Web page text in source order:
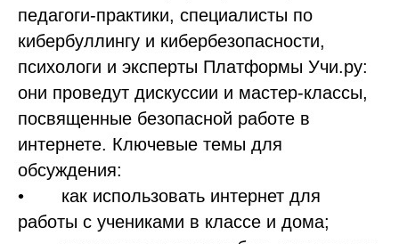
педагоги-практики, специалисты по
кибербуллингу и кибербезопасности,
психологи и эксперты Платформы Учи.ру:
они проведут дискуссии и мастер-классы,
посвященные безопасной работе в
интернете. Ключевые темы для
обсуждения:
• как использовать интернет для
работы с учениками в классе и дома;